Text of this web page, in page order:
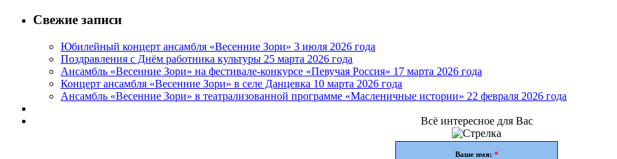
Свежие записи
Юбилейный концерт ансамбля «Весенние Зори» 3 июля 2026 года
Поздравления с Днём работника культуры 25 марта 2026 года
Ансамбль «Весенние Зори» на фестивале-конкурсе «Певучая Россия» 17 марта 2026 года
Концерт ансамбля «Весенние Зори» в селе Данцевка 10 марта 2026 года
Ансамбль «Весенние Зори» в театрализованной программе «Масленичные истории» 22 февраля 2026 года
Всё интересное для Вас
Ваше имя: *